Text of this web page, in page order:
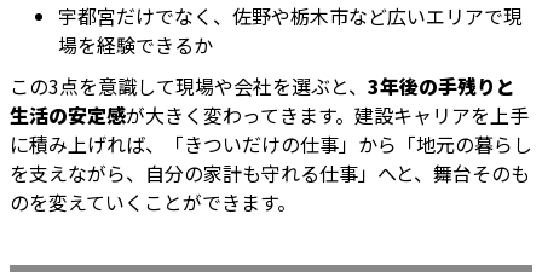
宇都宮だけでなく、佐野や栃木市など広いエリアで現
場を経験できるか
この3点を意識して現場や会社を選ぶと、 3年後の手残りと
生活の安定感が大きく変わってきます。建設キャリアを上手
に積み上げれば、「きついだけの仕事」から「地元の暮らし
を支えながら、自分の家計も守れる仕事」へと、舞台そのも
のを変えていくことができます。